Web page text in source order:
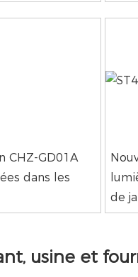
CHZ-GD01A
dans les
de
usine et